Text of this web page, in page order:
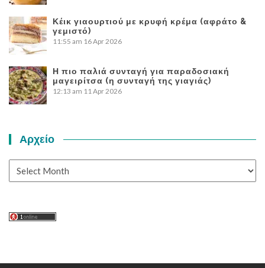
Κέικ γιαουρτιού με κρυφή κρέμα (αφράτο &
γεμιστό)
11:55 am 16 Apr 2026
Η πιο παλιά συνταγή για παραδοσιακή
μαγειρίτσα (η συνταγή της γιαγιάς)
12:13 am 11 Apr 2026
Αρχείο